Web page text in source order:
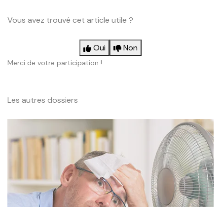
Vous avez trouvé cet article utile ?
Oui Non
Merci de votre participation !
Les autres dossiers